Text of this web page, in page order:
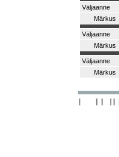
Väljaanne
Märkus
Väljaanne
Märkus
Väljaanne
Märkus